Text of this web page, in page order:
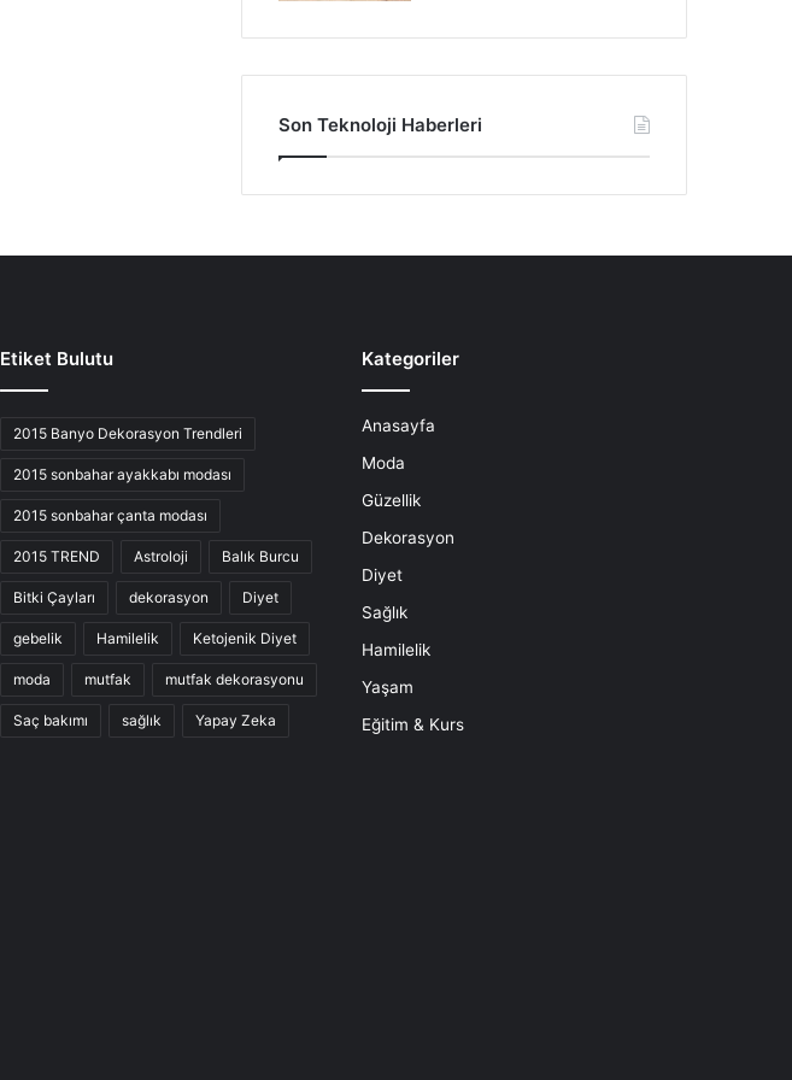
Son Teknoloji Haberleri
Etiket Bulutu
2015 Banyo Dekorasyon Trendleri
2015 sonbahar ayakkabı modası
2015 sonbahar çanta modası
2015 TREND Astroloji Balık Burcu
Bitki Çayları dekorasyon Diyet
gebelik Hamilelik Ketojenik Diyet
moda mutfak mutfak dekorasyonu
Saç bakımı sağlık Yapay Zeka
Kategoriler
Anasayfa
Moda
Güzellik
Dekorasyon
Diyet
Sağlık
Hamilelik
Yaşam
Eğitim & Kurs